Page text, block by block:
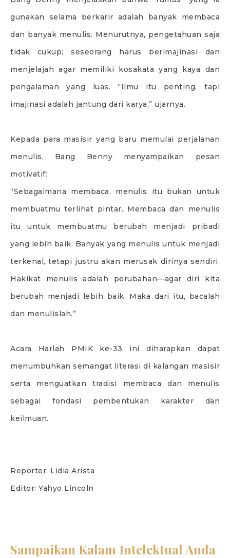
gunakan selama berkarir adalah banyak membaca
dan banyak menulis. Menurutnya, pengetahuan saja
tidak cukup; seseorang harus berimajinasi dan
menjelajah agar memiliki kosakata yang kaya dan
pengalaman yang luas. “Ilmu itu penting, tapi
imajinasi adalah jantung dari karya,” ujarnya.
Kepada para masisir yang baru memulai perjalanan
menulis, Bang Benny menyampaikan pesan
motivatif:
“Sebagaimana membaca, menulis itu bukan untuk
membuatmu terlihat pintar. Membaca dan menulis
itu untuk membuatmu berubah menjadi pribadi
yang lebih baik. Banyak yang menulis untuk menjadi
terkenal, tetapi justru akan merusak dirinya sendiri.
Hakikat menulis adalah perubahan—agar diri kita
berubah menjadi lebih baik. Maka dari itu, bacalah
dan menulislah.”
Acara Harlah PMIK ke-33 ini diharapkan dapat
menumbuhkan semangat literasi di kalangan masisir
serta menguatkan tradisi membaca dan menulis
sebagai fondasi pembentukan karakter dan
keilmuan.
Reporter: Lidia Arista
Editor: Yahyo Lincoln